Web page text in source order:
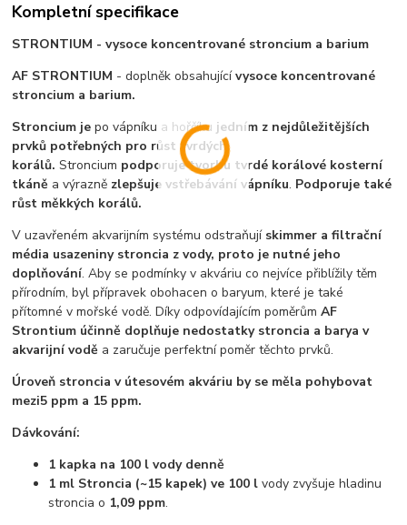
Kompletní specifikace
STRONTIUM -vysoce koncentrované stroncium a barium
AF STRONTIUM - doplněk obsahujícívysoce koncentrované
stroncium a barium.
Stroncium je po vápníku a hořčíku jedním z nejdůležitějších
prvků potřebných pro růst tvrdých
korálů. Stroncium podporuje tvorbu tvrdé korálové kosterní
tkáně a výrazně zlepšuje vstřebávání vápníku. Podporuje také
růst měkkých korálů.
V uzavřeném akvarijním systému odstraňují skimmer a filtrační
média usazeniny stroncia z vody, proto je nutné jeho
doplňování. Aby se podmínky v akváriu co nejvíce přiblížily těm
přírodním, byl přípravek obohacen o baryum, které je také
přítomné v mořské vodě. Díky odpovídajícím poměrůmAF
Strontium účinně doplňuje nedostatky stroncia a barya v
akvarijní vodě a zaručuje perfektní poměr těchto prvků.
Úroveň stroncia v útesovém akváriu by se měla pohybovat
mezi5 ppm a 15 ppm.
Dávkování:
1 kapka na 100 l vody denně
1 ml Stroncia (~15 kapek) ve 100 l vody zvyšuje hladinu
stroncia o 1,09 ppm.